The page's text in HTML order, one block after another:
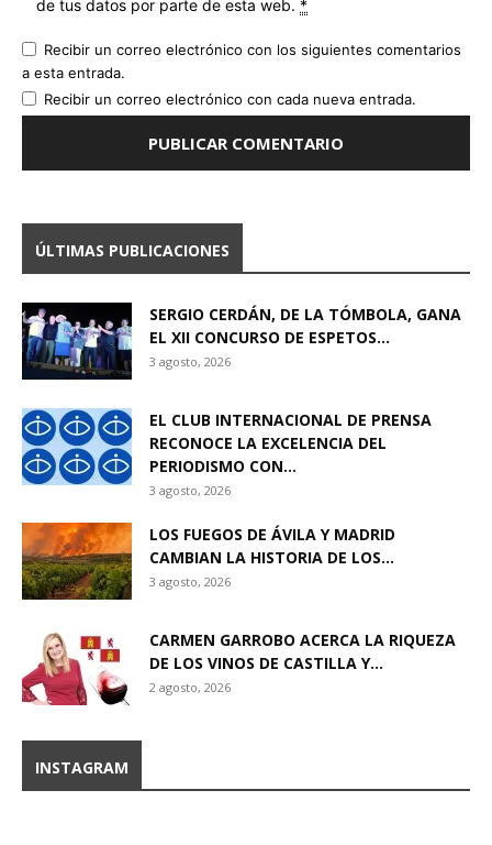
de tus datos por parte de esta web. *
Recibir un correo electrónico con los siguientes comentarios
a esta entrada.
Recibir un correo electrónico con cada nueva entrada.
ÚLTIMAS PUBLICACIONES
SERGIO CERDÁN, DE LA TÓMBOLA, GANA
EL XII CONCURSO DE ESPETOS...
3 agosto, 2026
EL CLUB INTERNACIONAL DE PRENSA
RECONOCE LA EXCELENCIA DEL
PERIODISMO CON...
3 agosto, 2026
LOS FUEGOS DE ÁVILA Y MADRID
CAMBIAN LA HISTORIA DE LOS...
3 agosto, 2026
CARMEN GARROBO ACERCA LA RIQUEZA
DE LOS VINOS DE CASTILLA Y...
2 agosto, 2026
INSTAGRAM